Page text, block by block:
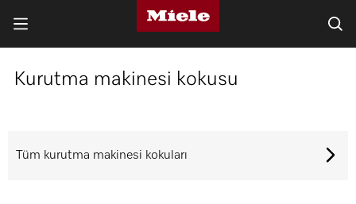
Kurutma makinesi kokusu
Tüm kurutma makinesi kokuları